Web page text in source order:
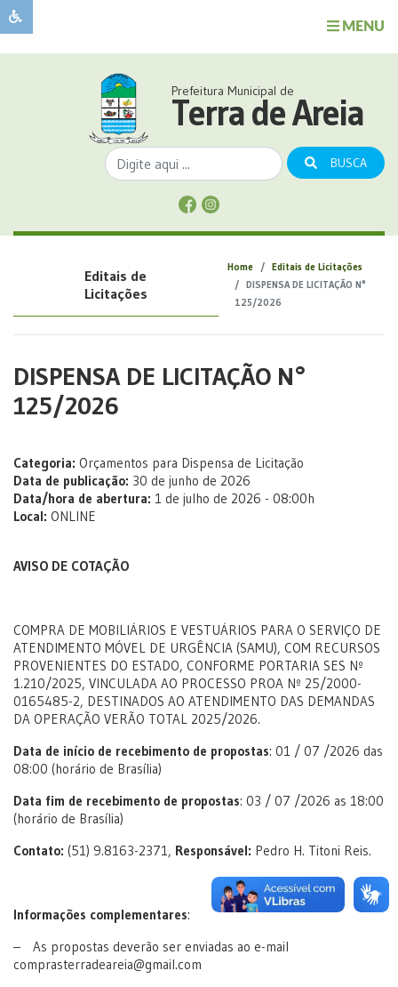
MENU
Sobre
Sobre
Prefeitura Municipal de
Terra de Areia
BUSCA
Editais de
Licitações
Home
Editais de Licitações
DISPENSA DE LICITAÇÃO N°
125/2026
DISPENSA DE LICITAÇÃO N°
125/2026
Categoria: Orçamentos para Dispensa de Licitação
Data de publicação: 30 de junho de 2026
Data/hora de abertura: 1 de julho de 2026 - 08:00h
Local: ONLINE
AVISO DE COTAÇÃO
COMPRA DE MOBILIÁRIOS E VESTUÁRIOS PARA O SERVIÇO DE
ATENDIMENTO MÓVEL DE URGÊNCIA (SAMU), COM RECURSOS
PROVENIENTES DO ESTADO, CONFORME PORTARIA SES Nº
1.210/2025, VINCULADA AO PROCESSO PROA Nº 25/2000-
0165485-2, DESTINADOS AO ATENDIMENTO DAS DEMANDAS
DA OPERAÇÃO VERÃO TOTAL 2025/2026.
Data de início de recebimento de propostas: 01 / 07 /2026 das
08:00 (horário de Brasília)
Data fim de recebimento de propostas: 03 / 07 /2026 as 18:00
(horário de Brasília)
Contato: (51) 9.8163-2371, Responsável: Pedro H. Titoni Reis.
Informações complementares:
– As propostas deverão ser enviadas ao e-mail
comprasterradeareia@gmail.com